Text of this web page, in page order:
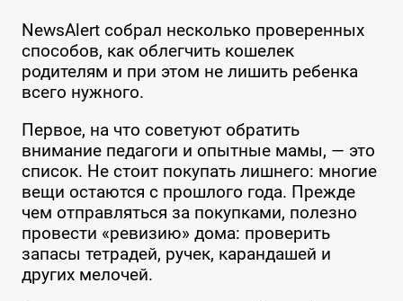
NewsAlert собрал несколько проверенных
способов, как облегчить кошелек
родителям и при этом не лишить ребенка
всего нужного.
Первое, на что советуют обратить
внимание педагоги и опытные мамы, — это
список. Не стоит покупать лишнего: многие
вещи остаются с прошлого года. Прежде
чем отправляться за покупками, полезно
провести «ревизию» дома: проверить
запасы тетрадей, ручек, карандашей и
других мелочей.